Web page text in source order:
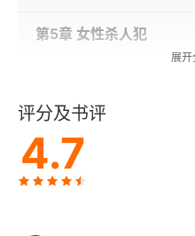
第5章 女性杀人犯
第7章 “镜子”
第8章 面罩之下
展开
评分及书评
4.7